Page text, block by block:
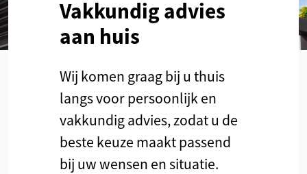
Vakkundig advies
aan huis
Wij komen graag bij u thuis
langs voor persoonlijk en
vakkundig advies, zodat u de
beste keuze maakt passend
bij uw wensen en situatie.